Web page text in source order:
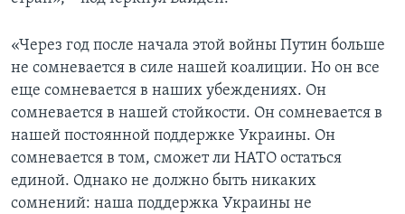
«Через год после начала этой войны Путин больше
не сомневается в силе нашей коалиции. Но он все
еще сомневается в наших убеждениях. Он
сомневается в нашей стойкости. Он сомневается в
нашей постоянной поддержке Украины. Он
сомневается в том, сможет ли НАТО остаться
единой. Однако не должно быть никаких
сомнений: наша поддержка Украины не